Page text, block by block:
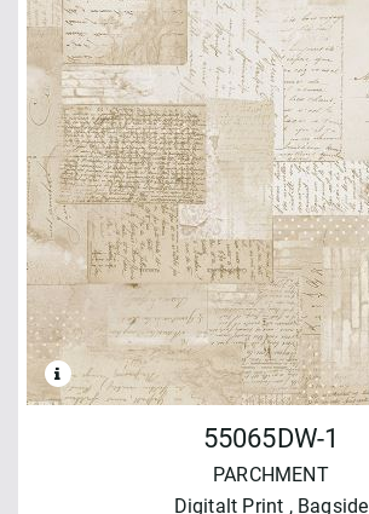
55065DW-1
PARCHMENT
Digitalt Print , Bagside